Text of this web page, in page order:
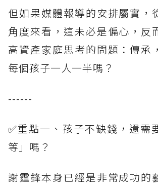
但如果媒體報導的安排屬實，
角度來看，這未必是偏心，反
高資產家庭思考的問題：傳承
每個孩子一人一半嗎？
------
✅重點一、孩子不缺錢，還需
等」嗎？
謝霆鋒本身已經是非常成功的